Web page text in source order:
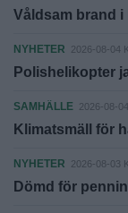
Våldsam brand
NYHETER 2026-08-04
Polishelikopter
SAMHÄLLE 2026-08-
Klimatsmäll för
NYHETER 2026-08-03
Dömd för